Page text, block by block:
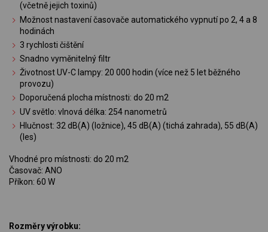
(včetně jejich toxinů)
Možnost nastavení časovače automatického vypnutí po 2, 4 a 8
hodinách
3 rychlosti čištění
Snadno vyměnitelný filtr
Životnost UV-C lampy: 20 000 hodin (více než 5 let běžného
provozu)
Doporučená plocha místnosti: do 20 m2
UV světlo: vlnová délka: 254 nanometrů
Hlučnost: 32 dB(A) (ložnice), 45 dB(A) (tichá zahrada), 55 dB(A)
(les)
Vhodné pro místnosti: do 20 m2
Časovač: ANO
Příkon: 60 W
Rozměry výrobku: